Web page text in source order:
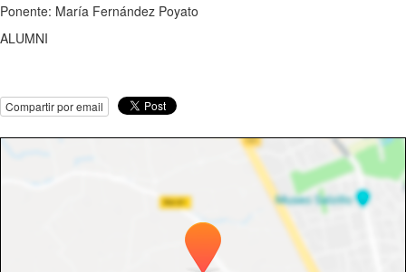
Ponente: María Fernández Poyato
ALUMNI
Compartir por email